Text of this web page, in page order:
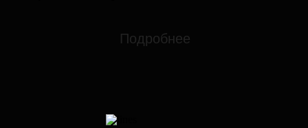
Подробнее